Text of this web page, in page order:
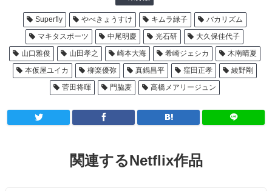
Superfly やべきょうすけ キムラ緑子
バカリズム
マキタスポーツ
中尾明慶 光石研
大久保佳代子
山口雅俊
山田孝之 崎本大海 希崎ジェシカ
木南晴夏
本仮屋ユイカ
柳楽優弥 真鍋昌平 窪田正孝
綾野剛
菅田将暉
門脇麦 高橋メアリージュン
関連するNetflix作品